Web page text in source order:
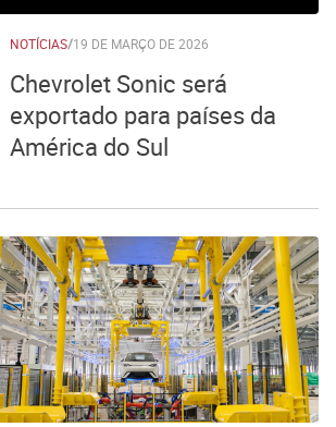
NOTÍCIAS/19 DE MARÇO DE 2026
Chevrolet Sonic será
exportado para países da
América do Sul